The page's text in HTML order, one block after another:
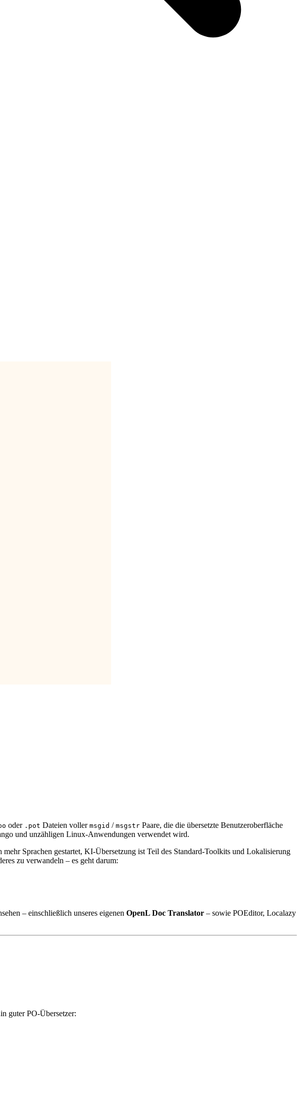
oder .pot Dateien voller msgid / msgstr Paare, die die übersetzte Benutzeroberfläche
und unzähligen Linux-Anwendungen verwendet wird.
Sprachen gestartet, KI-Übersetzung ist Teil des Standard-Toolkits und Lokalisierung
zu verwandeln – es geht darum:
– einschließlich unseres eigenen OpenL Doc Translator – sowie POEditor, Localazy
guter PO-Übersetzer: